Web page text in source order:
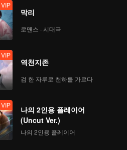
VIP
Last Fireworks of the
Summer Night(Still
VIP
When We Disco(Still
Ver.)
VIP Mic Drop(Moving Ver.)
VIP
막리
로맨스 · 시대극
VIP
역천지존
검 한 자루로 천하를 가르다
VIP
나의 2인용 플레이어
(Uncut Ver.)
나의 2인용 플레이어